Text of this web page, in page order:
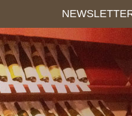
Panneau de gestion des